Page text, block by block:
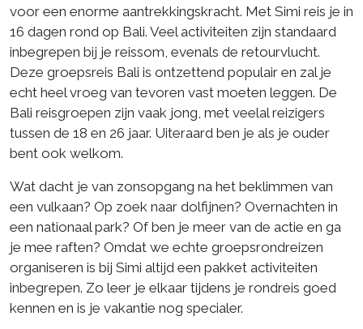
voor een enorme aantrekkingskracht. Met Simi reis je in
16 dagen rond op Bali. Veel activiteiten zijn standaard
inbegrepen bij je reissom, evenals de retourvlucht.
Deze groepsreis Bali is ontzettend populair en zal je
echt heel vroeg van tevoren vast moeten leggen. De
Bali reisgroepen zijn vaak jong, met veelal reizigers
tussen de 18 en 26 jaar. Uiteraard ben je als je ouder
bent ook welkom.
Wat dacht je van zonsopgang na het beklimmen van
een vulkaan? Op zoek naar dolfijnen? Overnachten in
een nationaal park? Of ben je meer van de actie en ga
je mee raften? Omdat we echte groepsrondreizen
organiseren is bij Simi altijd een pakket activiteiten
inbegrepen. Zo leer je elkaar tijdens je rondreis goed
kennen en is je vakantie nog specialer.